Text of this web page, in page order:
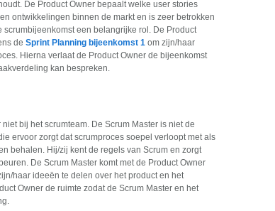
De Product Owner bepaalt welke user stories
ontwikkelingen binnen de markt en is zeer betrokken
een belangrijke rol. De Product
de Sprint Planning bijeenkomst 1 om zijn/haar
Hierna verlaat de Product Owner de bijeenkomst
kan bespreken.
bij het scrumteam. De Scrum Master is niet de
ervoor zorgt dat scrumproces soepel verloopt met als
behalen. Hij/zij kent de regels van Scrum en zorgt
De Scrum Master komt met de Product Owner
haar ideeën te delen over het product en het
Owner de ruimte zodat de Scrum Master en het